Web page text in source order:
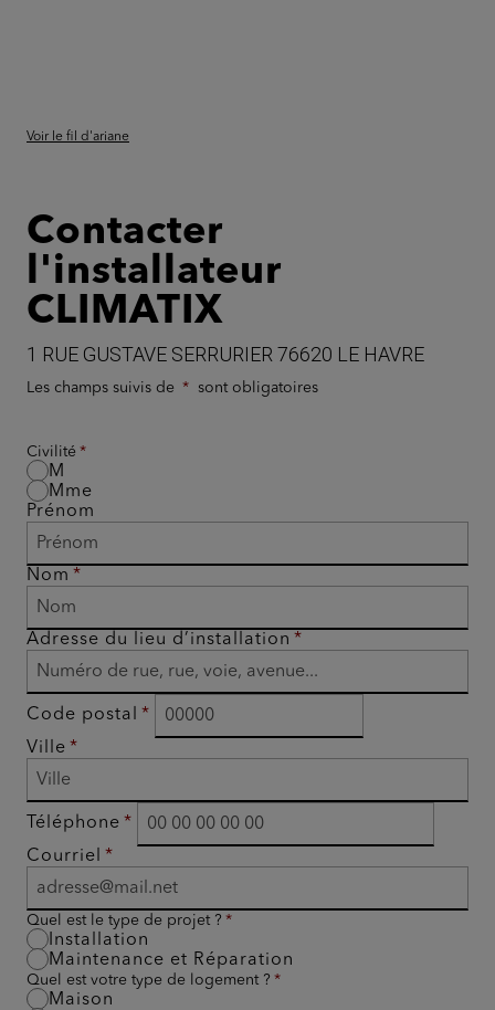
Voir le fil d'ariane
Contacter
l'installateur
CLIMATIX
1 RUE GUSTAVE SERRURIER 76620 LE HAVRE
Les champs suivis de sont obligatoires
Civilité
M
Mme
Prénom
Nom
Adresse du lieu d’installation
Code postal
Ville
Téléphone
Courriel
Quel est le type de projet ?
Installation
Maintenance et Réparation
Quel est votre type de logement ?
Maison